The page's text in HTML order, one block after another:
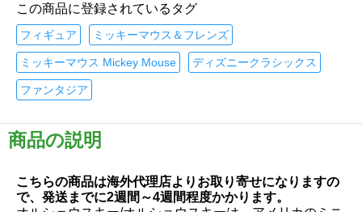
この商品に登録されているタグ
フィギュア ミッキーマウス＆フレンズ
ミッキーマウス Mickey Mouse ディズニークラシックス
ファンタジア
商品の説明
こちらの商品は海外代理店よりお取り寄せになりますの
で、発送までに2週間～4週間程度かかります。